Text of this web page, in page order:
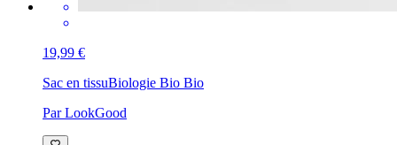
19,99 €
Sac en tissuBiologie Bio Bio
Par LookGood